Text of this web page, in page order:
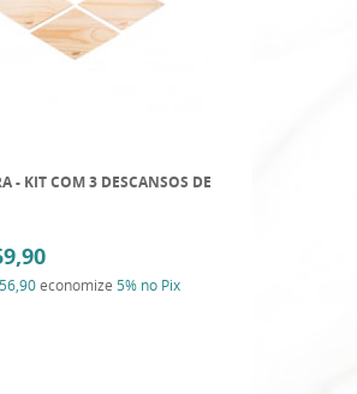
- KIT COM 3 DESCANSOS DE
economize 5% no Pix